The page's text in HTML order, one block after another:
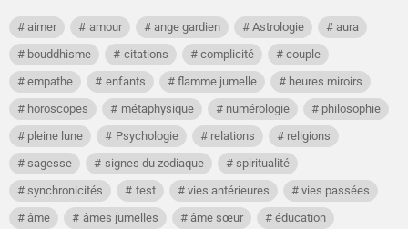
aimer amour ange gardien Astrologie
aura
bouddhisme
citations complicité
couple
empathe
enfants flamme jumelle
heures miroirs
horoscopes
métaphysique numérologie
philosophie
pleine lune
Psychologie relations
religions
sagesse
signes du zodiaque
spiritualité
synchronicités
test vies antérieures
vies passées
âme
âmes jumelles âme sœur éducation